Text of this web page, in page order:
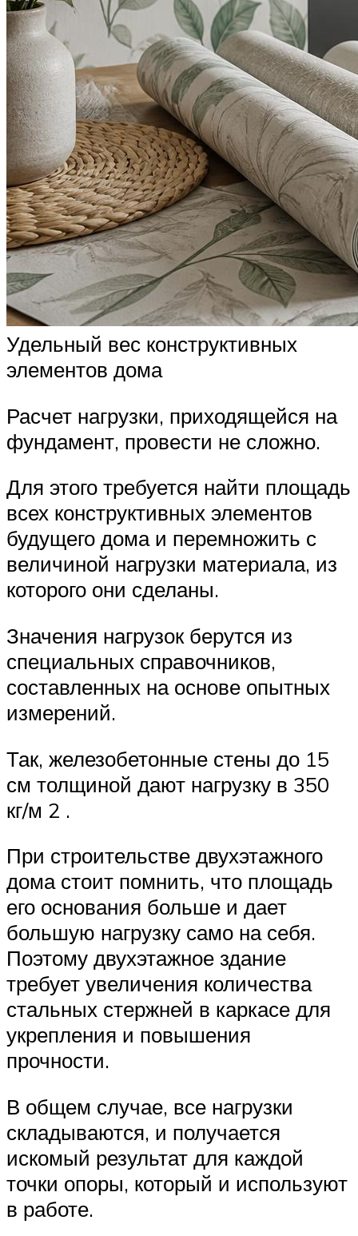
Удельный вес конструктивных
элементов дома
Расчет нагрузки, приходящейся на
фундамент, провести не сложно.
Для этого требуется найти площадь
всех конструктивных элементов
будущего дома и перемножить с
величиной нагрузки материала, из
которого они сделаны.
Значения нагрузок берутся из
специальных справочников,
составленных на основе опытных
измерений.
Так, железобетонные стены до 15
см толщиной дают нагрузку в 350
кг/м 2 .
При строительстве двухэтажного
дома стоит помнить, что площадь
его основания больше и дает
большую нагрузку само на себя.
Поэтому двухэтажное здание
требует увеличения количества
стальных стержней в каркасе для
укрепления и повышения
прочности.
В общем случае, все нагрузки
складываются, и получается
искомый результат для каждой
точки опоры, который и используют
в работе.